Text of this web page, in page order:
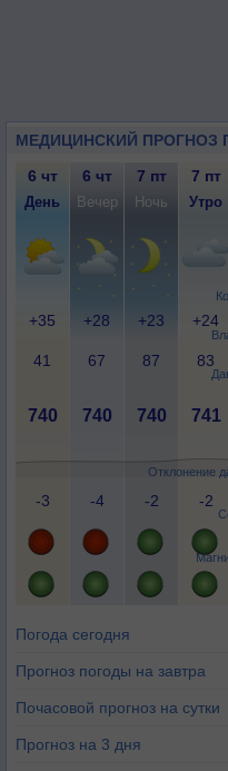
МЕДИЦИНСКИЙ ПРОГНОЗ
Отклонение
6 чт 6 чт 7 пт 7 пт
День Вечер Ночь Утро
+35 +28 +23 +24
41 67 87 83
740 740 740 741
-3 -4 -2 -2
Погода сегодня
Прогноз погоды на завтра
Почасовой прогноз на сутки
Прогноз на 3 дня